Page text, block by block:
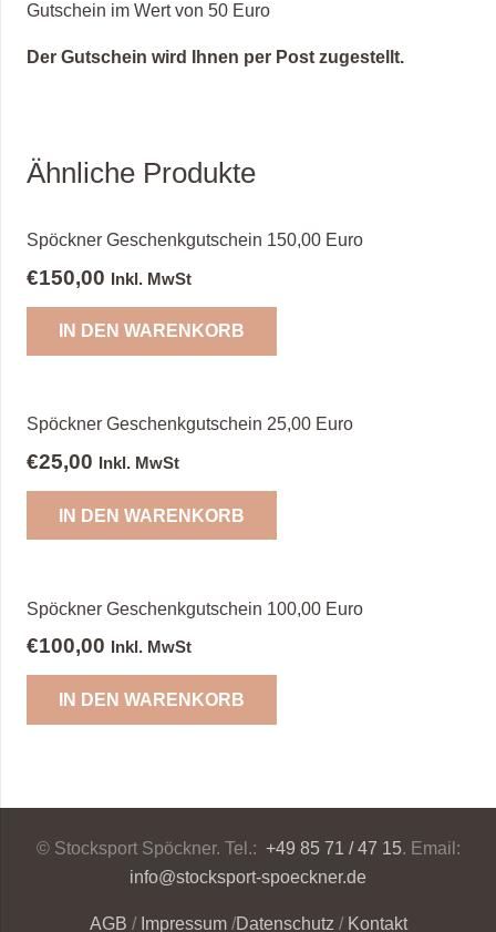
Gutschein im Wert von 50 Euro
Der Gutschein wird Ihnen per Post zugestellt.
Ähnliche Produkte
Spöckner Geschenkgutschein 150,00 Euro
€150,00 Inkl. MwSt
IN DEN WARENKORB
Spöckner Geschenkgutschein 25,00 Euro
€25,00 Inkl. MwSt
IN DEN WARENKORB
Spöckner Geschenkgutschein 100,00 Euro
€100,00 Inkl. MwSt
IN DEN WARENKORB
© Stocksport Spöckner. Tel.: +49 85 71 / 47 15. Email:
info@stocksport-spoeckner.de
AGB / Impressum/Datenschutz / Kontakt